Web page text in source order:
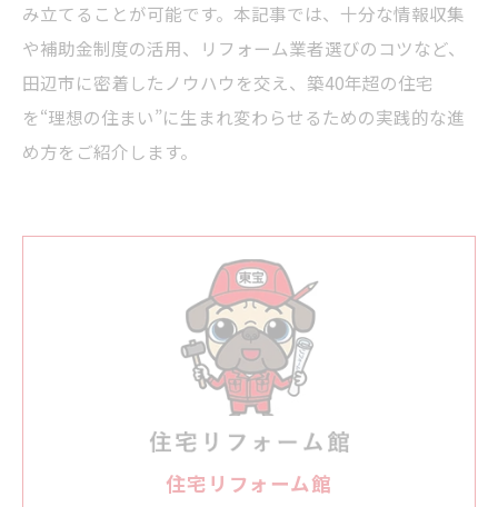
み立てることが可能です。本記事では、十分な情報収集
や補助金制度の活用、リフォーム業者選びのコツなど、
田辺市に密着したノウハウを交え、築40年超の住宅
を“理想の住まい”に生まれ変わらせるための実践的な進
め方をご紹介します。
住宅リフォーム館